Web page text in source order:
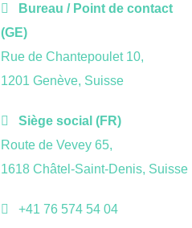
Bureau / Point de contact
(GE)
Rue de Chantepoulet 10,
1201 Genève, Suisse
Siège social (FR)
Route de Vevey 65,
1618 Châtel-Saint-Denis, Suisse
+41 76 574 54 04